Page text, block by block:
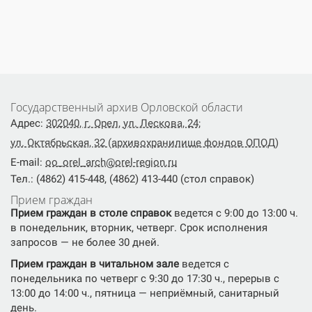
Государственный архив Орловской области
Адрес: 302040, г. Орел, ул. Лескова, 24;
ул. Октябрьская, 32 (архивохранилище фондов ОПОД)
E-mail: oo_orel_arch@orel-region.ru
Тел.: (4862) 415-448, (4862) 413-440 (стол справок)
Прием граждан
Прием граждан в столе справокведется с 9:00 до 13:00 ч.
в понедельник, вторник, четверг. Срок исполнения
запросов — не более 30 дней.
Прием граждан в читальном зале ведется с
понедельника по четверг с 9:30 до 17:30 ч., перерыв с
13:00 до 14:00 ч., пятница — неприёмный, санитарный
день.